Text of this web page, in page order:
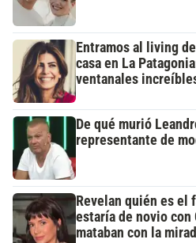
Entramos al living
casa en La
ventanales
De qué murió
representante de
Revelan quién es el
estaría de novio
mataban con la